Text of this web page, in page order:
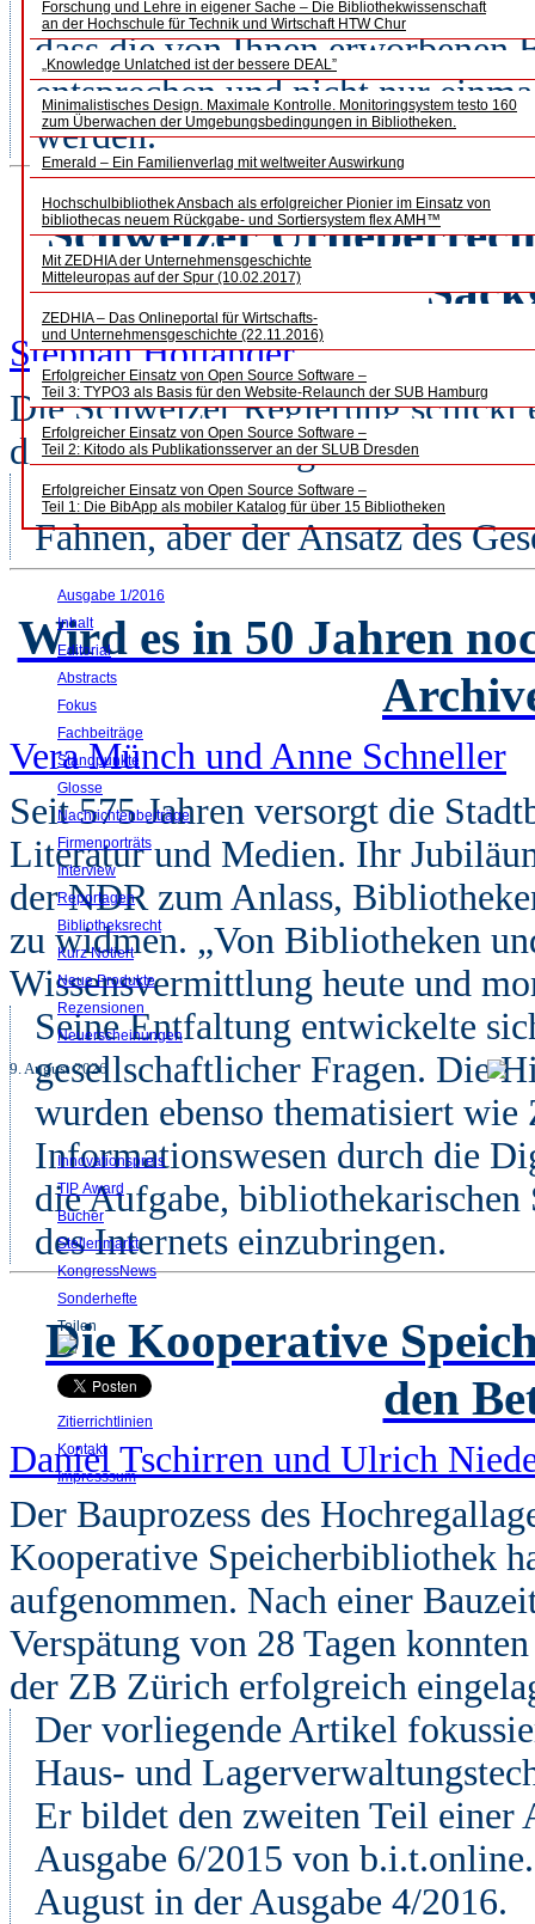
Forschung und Lehre in eigener Sache – Die Bibliothekwissenschaft
an der Hochschule für Technik und Wirtschaft HTW Chur
„Knowledge Unlatched ist der bessere DEAL”
Minimalistisches Design. Maximale Kontrolle. Monitoringsystem testo 160
zum Überwachen der Umgebungsbedingungen in Bibliotheken.
Emerald – Ein Familienverlag mit weltweiter Auswirkung
Hochschulbibliothek Ansbach als erfolgreicher Pionier im Einsatz von
bibliothecas neuem Rückgabe- und Sortiersystem flex AMH™
Mit ZEDHIA der Unternehmensgeschichte
Mitteleuropas auf der Spur (10.02.2017)
ZEDHIA – Das Onlineportal für Wirtschafts-
und Unternehmensgeschichte (22.11.2016)
Erfolgreicher Einsatz von Open Source Software –
Teil 3: TYPO3 als Basis für den Website-Relaunch der SUB Hamburg
Erfolgreicher Einsatz von Open Source Software –
Teil 2: Kitodo als Publikationsserver an der SLUB Dresden
Erfolgreicher Einsatz von Open Source Software –
Teil 1: Die BibApp als mobiler Katalog für über 15 Bibliotheken
Ausgabe 1/2016
Inhalt
Editorial
Abstracts
Fokus
Fachbeiträge
Standpunkte
Glosse
Nachrichtenbeiträge
Firmenporträts
Interview
Reportagen
Bibliotheksrecht
Kurz Notiert
Neue Produkte
Rezensionen
Neuerscheinungen
9. August 2026
Innovationspreis
TIP Award
Bücher
Stellenmarkt
KongressNews
Sonderhefte
Teilen
Zitierrichtlinien
Kontakt
Impresssum
dass die von Ihnen
entsprechen und nicht nur
werden.
Schweizer
Stephan Holländer
Die Schweizer Regierung
die Vernehmlassung. Eine
ohne Kriminalisierung der
Fahnen, aber der Ansatz des
Wird es in 50 Jahren
Vera Münch und Anne Schneller
Seit 575 Jahren versorgt die
Literatur und Medien. Ihr
der NDR zum Anlass,
zu widmen. „Von Bibliotheken
Wissensvermittlung heute und
Seine Entfaltung entwickelte
gesellschaftlicher Fragen. Die
wurden ebenso thematisiert
Informationswesen durch die
die Aufgabe,
des Internets einzubringen.
Die Kooperative
den
Daniel Tschirren und Ulrich
Der Bauprozess des
Kooperative Speicherbibliothek
aufgenommen. Nach einer
Verspätung von 28 Tagen
der ZB Zürich erfolgreich
Der vorliegende Artikel
Haus- und
Er bildet den zweiten Teil einer
Ausgabe 6/2015 von
August in der Ausgabe 4/2016.